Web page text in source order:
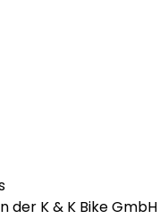
der K & K Bike GmbH